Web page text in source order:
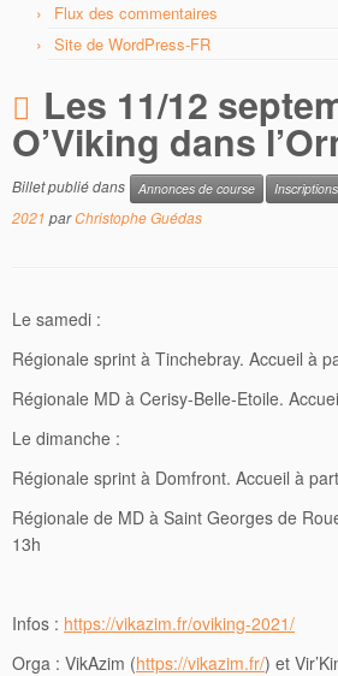
Flux des commentaires
Site de WordPress-FR
Les 11/12
O’Viking dans
Billet publié dans Annonces de course
2021 parChristophe Guédas
Le samedi :
Régionale sprint à Tinchebray. Accueil à
Régionale MD à Cerisy-Belle-Etoile.
Le dimanche :
Régionale sprint à Domfront. Accueil à
Régionale de MD à Saint Georges de
13h
Infos : https://vikazim.fr/oviking-2021/
Orga : VikAzim (https://vikazim.fr/) et